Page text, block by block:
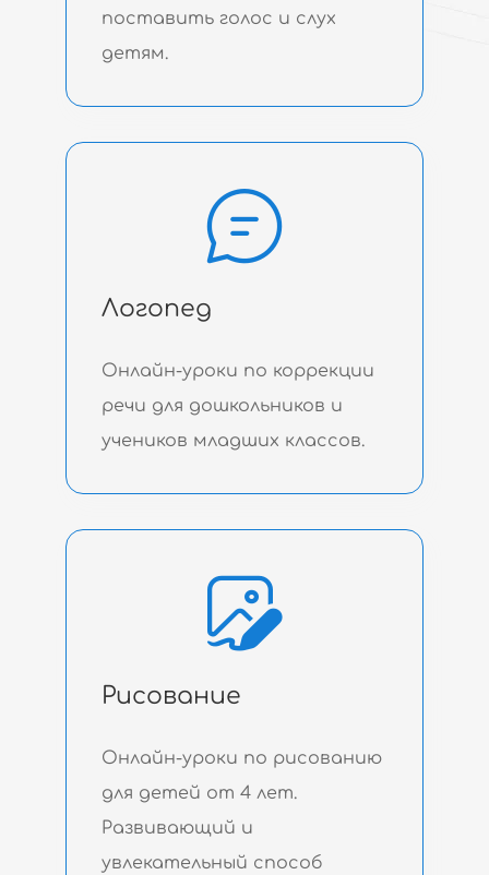
поставить голос и слух
детям.
Логопед
Онлайн-уроки по коррекции
речи для дошкольников и
учеников младших классов.
Рисование
Онлайн-уроки по рисованию
для детей от 4 лет.
Развивающий и
увлекательный способ